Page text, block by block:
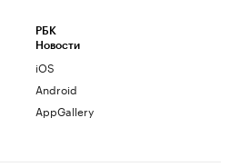
РБК
Новости
iOS
Android
AppGallery